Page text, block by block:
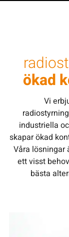
ökad
Vi
industriella
skapar ökad
Våra lösningar
ett visst
bästa